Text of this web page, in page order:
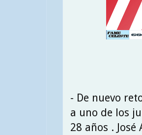
- De nuevo
a uno de los
28 años .